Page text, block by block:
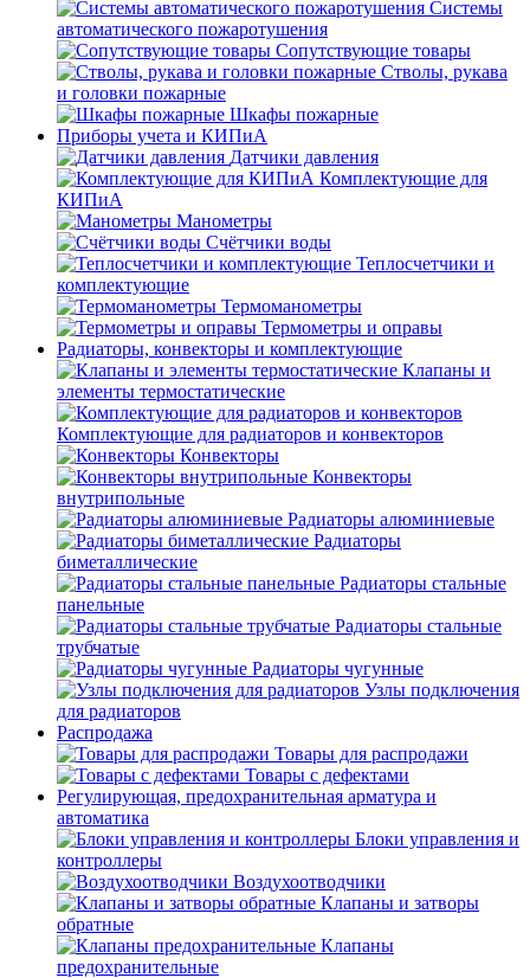
Системы
автоматического пожаротушения
Сопутствующие товары
Стволы, рукава
и головки пожарные
Шкафы пожарные
Приборы учета и КИПиА
Датчики давления
Комплектующие для
КИПиА
Манометры
Счётчики воды
Теплосчетчики и
комплектующие
Термоманометры
Термометры и оправы
Радиаторы, конвекторы и комплектующие
Клапаны и
элементы термостатические
Комплектующие для радиаторов и конвекторов
Конвекторы
Конвекторы
внутрипольные
Радиаторы алюминиевые
Радиаторы
биметаллические
Радиаторы стальные
панельные
Радиаторы стальные
трубчатые
Радиаторы чугунные
Узлы подключения
для радиаторов
Распродажа
Товары для распродажи
Товары с дефектами
Регулирующая, предохранительная арматура и
автоматика
Блоки управления и
контроллеры
Воздухоотводчики
Клапаны и затворы
обратные
Клапаны
предохранительные